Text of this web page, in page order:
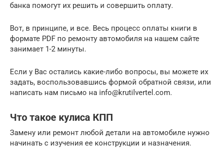
банка помогут их решить и совершить оплату.
Вот, в принципе, и все. Весь процесс оплаты книги в
формате PDF по ремонту автомобиля на нашем сайте
занимает 1-2 минуты.
Если у Вас остались какие-либо вопросы, вы можете их
задать, воспользовавшись формой обратной связи, или
написать нам письмо на info@krutilvertel.com.
Что такое кулиса КПП
Замену или ремонт любой детали на автомобиле нужно
начинать с изучения ее конструкции и назначения.